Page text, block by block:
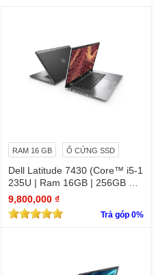
RAM 16 GB Ổ CỨNG SSD
Dell Latitude 7430 (Core™ i5-1
235U | Ram 16GB | 256GB SS
D | 14.0inch FHD)
9,800,000 ₫
Trả góp 0%